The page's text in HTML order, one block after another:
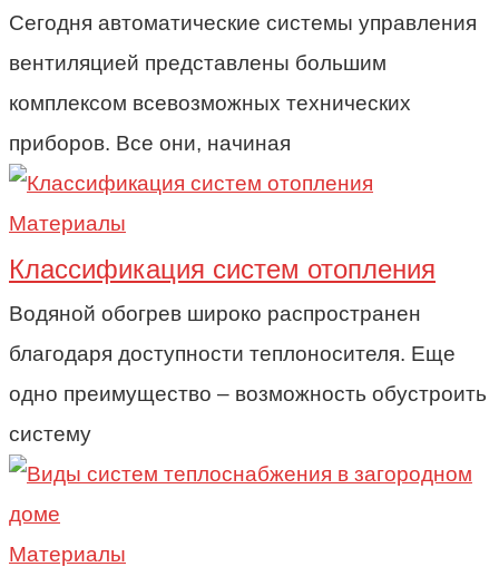
Сегодня автоматические системы управления
вентиляцией представлены большим
комплексом всевозможных технических
приборов. Все они, начиная
Материалы
Классификация систем отопления
Водяной обогрев широко распространен
благодаря доступности теплоносителя. Еще
одно преимущество – возможность обустроить
систему
Материалы